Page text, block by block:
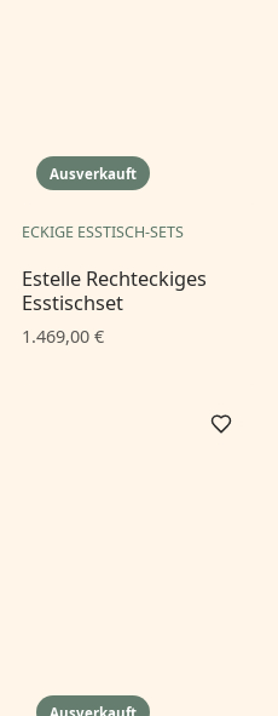
Ausverkauft
ECKIGE ESSTISCH-SETS
Estelle Rechteckiges
Esstischset
1.469,00 €
Ausverkauft